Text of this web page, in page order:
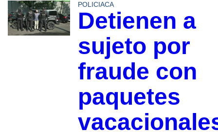
POLICIACA
Detienen a
sujeto por
fraude con
paquetes